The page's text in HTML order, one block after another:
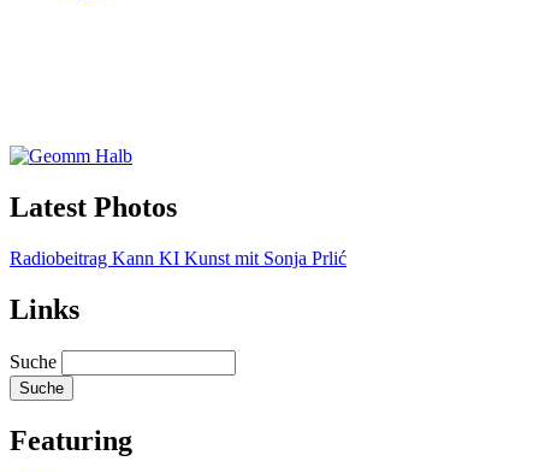
Latest Photos
Radiobeitrag Kann KI Kunst mit Sonja Prlić
Links
Suche
Featuring